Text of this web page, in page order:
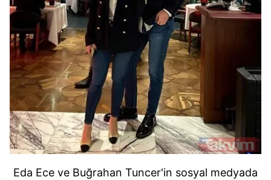
Eda Ece ve Buğrahan Tuncer'in sosyal medyada